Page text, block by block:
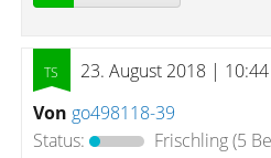
23. August 2018 | 10:44
Von go498118-39
Status:
Frischling(5